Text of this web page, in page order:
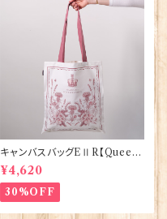
キャンバスバッグEⅡR【Queen
ElizabethⅡ Commemorativ
e】Victoria Eggs 90332
¥4,620
30%OFF